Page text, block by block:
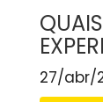
27/abr/